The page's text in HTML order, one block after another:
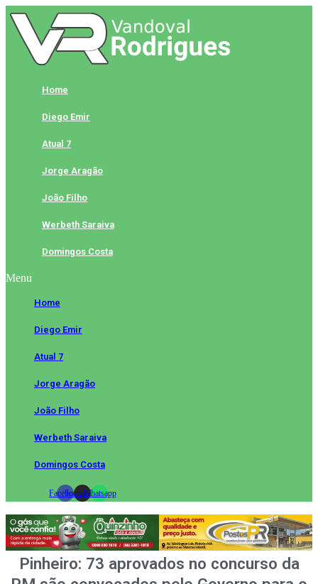
Skip
to
content
Home
Diego Emir
Atual 7
Jorge Aragão
João Filho
Werbeth Saraiva
Domingos Costa
Menu
Home
Diego Emir
Atual 7
Jorge Aragão
João Filho
Werbeth Saraiva
Domingos Costa
FacebookInstagramWhatsapp
Pinheiro: 73 aprovados no concurso da